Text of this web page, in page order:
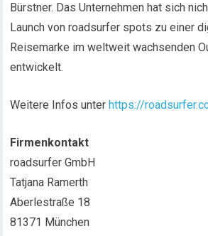
Bürstner. Das Unternehmen hat sich
Launch von roadsurfer spots zu einer
Reisemarke im weltweit wachsenden
entwickelt.
Weitere Infos unterhttps://
Firmenkontakt
roadsurfer GmbH
Tatjana Ramerth
Aberlestraße 18
81371 München